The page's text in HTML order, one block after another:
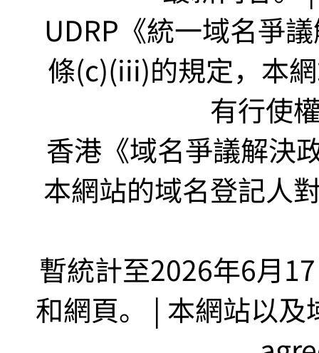
UDRP《統一域名爭
條(c)(iii)的規定，本
有行使
香港《域名爭議解決
本網站的域名登記人
暫統計至2026年6月
和網頁。 | 本網站以